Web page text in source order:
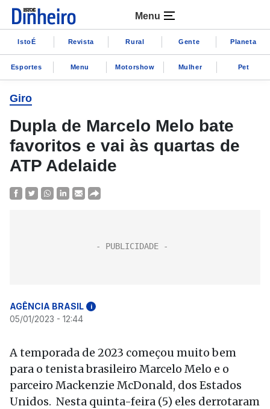
Menu
IstoÉ Revista Rural Gente Planeta
Esportes Menu Motorshow Mulher Pet
Giro
Dupla de Marcelo Melo bate
favoritos e vai às quartas de
ATP Adelaide
AGÊNCIA BRASIL i
05/01/2023 - 12:44
A temporada de 2023 começou muito bem
para o tenista brasileiro Marcelo Melo e o
parceiro Mackenzie McDonald, dos Estados
Unidos. Nesta quinta-feira (5) eles derrotaram